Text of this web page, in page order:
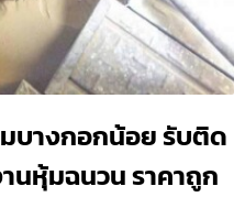
บางกอกน้อย รับติด
านหุ้มฉนวน ราคาถูก